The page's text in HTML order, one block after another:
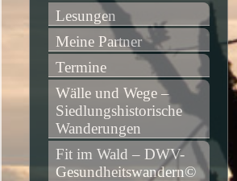
Lesungen
Meine Partner
Termine
Wälle und Wege –
Siedlungshistorische
Wanderungen
Fit im Wald – DWV-
Gesundheitswandern©